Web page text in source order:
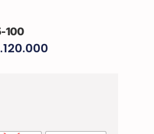
100